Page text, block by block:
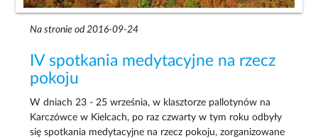
Na stronie od 2016-09-24
IV spotkania medytacyjne na rzecz
pokoju
W dniach 23 - 25 września, w klasztorze pallotynów na
Karczówce w Kielcach, po raz czwarty w tym roku odbyły
się spotkania medytacyjne na rzecz pokoju, zorganizowane